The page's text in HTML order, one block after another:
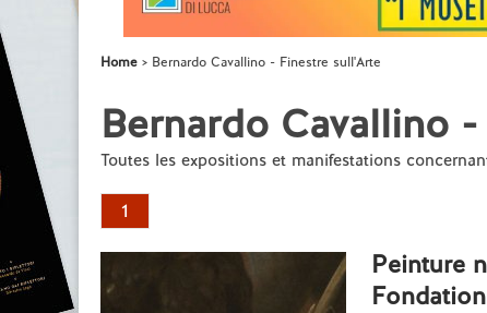
Home Bernardo Cavallino - Finestre sull'Arte
Bernardo Cavallino
Toutes les expositions et manifestations
1
Peinture